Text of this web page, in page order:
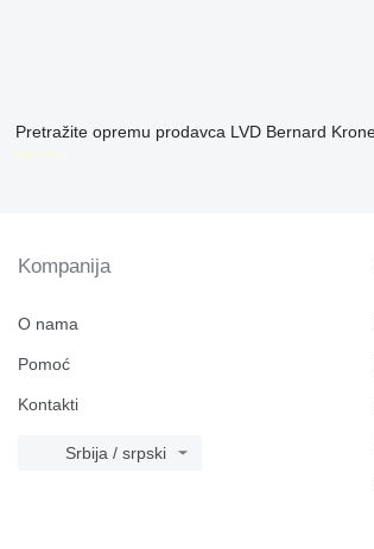
Pretražite opremu prodavca LVD Bernard
Kompanija
O nama
Pomoć
Kontakti
Srbija / srpski